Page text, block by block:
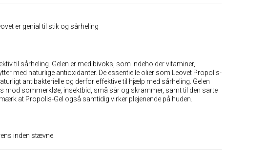
er genial til stik og sårheling
til sårheling. Gelen er med bivoks, som indeholder vitaminer,
med naturlige antioxidanter. De essentielle olier som Leovet Propolis-
antibakterielle og derfor effektive til hjælp med sårheling. Gelen
mod sommerkløe, insektbid, små sår og skrammer, samt til den sarte
at Propolis-Gel også samtidig virker plejenende på huden.
inden stævne.